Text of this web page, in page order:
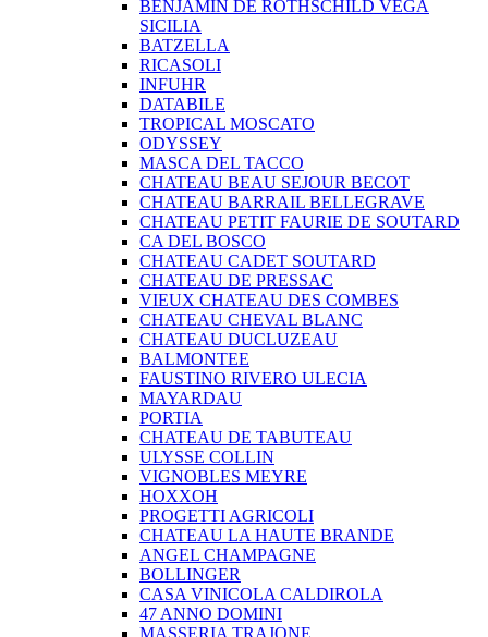
BENJAMIN DE ROTHSCHILD VEGA
SICILIA
BATZELLA
RICASOLI
INFUHR
DATABILE
TROPICAL MOSCATO
ODYSSEY
MASCA DEL TACCO
CHATEAU BEAU SEJOUR BECOT
CHATEAU BARRAIL BELLEGRAVE
CHATEAU PETIT FAURIE DE SOUTARD
CA DEL BOSCO
CHATEAU CADET SOUTARD
CHATEAU DE PRESSAC
VIEUX CHATEAU DES COMBES
CHATEAU CHEVAL BLANC
CHATEAU DUCLUZEAU
BALMONTEE
FAUSTINO RIVERO ULECIA
MAYARDAU
PORTIA
CHATEAU DE TABUTEAU
ULYSSE COLLIN
VIGNOBLES MEYRE
HOXXOH
PROGETTI AGRICOLI
CHATEAU LA HAUTE BRANDE
ANGEL CHAMPAGNE
BOLLINGER
CASA VINICOLA CALDIROLA
47 ANNO DOMINI
MASSERIA TRAJONE